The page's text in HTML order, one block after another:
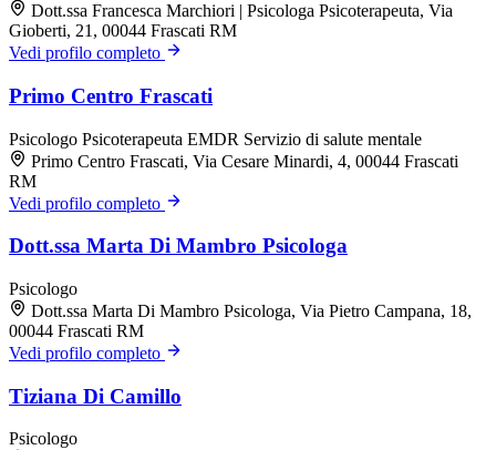
Dott.ssa Francesca Marchiori | Psicologa Psicoterapeuta, Via
Gioberti, 21, 00044 Frascati RM
Vedi profilo completo
Primo Centro Frascati
Psicologo Psicoterapeuta EMDR Servizio di salute mentale
Primo Centro Frascati, Via Cesare Minardi, 4, 00044 Frascati
RM
Vedi profilo completo
Dott.ssa Marta Di Mambro Psicologa
Psicologo
Dott.ssa Marta Di Mambro Psicologa, Via Pietro Campana, 18,
00044 Frascati RM
Vedi profilo completo
Tiziana Di Camillo
Psicologo